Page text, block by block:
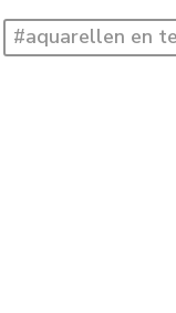
#aquarellen en